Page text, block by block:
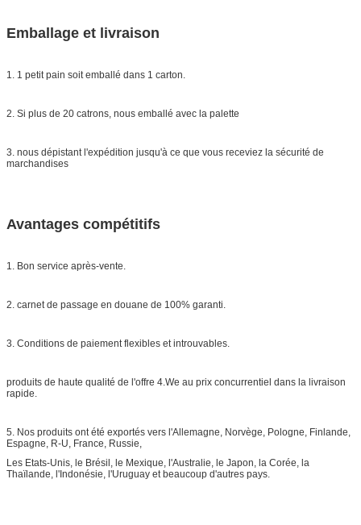
Emballage et livraison
1. 1 petit pain soit emballé dans 1 carton.
2. Si plus de 20 catrons, nous emballé avec la palette
3. nous dépistant l'expédition jusqu'à ce que vous receviez la sécurité de
marchandises
Avantages compétitifs
1. Bon service après-vente.
2. carnet de passage en douane de 100% garanti.
3. Conditions de paiement flexibles et introuvables.
produits de haute qualité de l'offre 4.We au prix concurrentiel dans la livraison
rapide.
5. Nos produits ont été exportés vers l'Allemagne, Norvège, Pologne, Finlande,
Espagne, R-U, France, Russie,
Les Etats-Unis, le Brésil, le Mexique, l'Australie, le Japon, la Corée, la
Thaïlande, l'Indonésie, l'Uruguay et beaucoup d'autres pays.